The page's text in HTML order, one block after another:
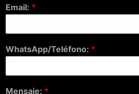
Email: *
WhatsApp/Teléfono: *
Mensaje: *